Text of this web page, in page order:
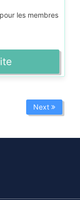
les membres
Next